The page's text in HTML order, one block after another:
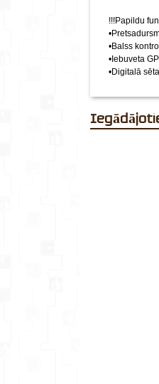
!!!Papildu
•Balss
•Iebuveta
•Digitalā